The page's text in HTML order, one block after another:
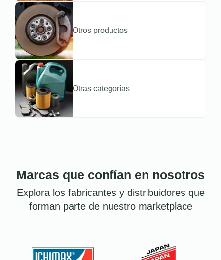
Otros productos
Otras categorías
Marcas que confían en nosotros
Explora los fabricantes y distribuidores que
forman parte de nuestro marketplace